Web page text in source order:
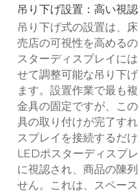
吊り下げ設置：高い視
吊り下げ式の設置は、
売店の可視性を高める
スターディスプレイに
せて調整可能な吊り下
ます。設置作業で最も
金具の固定ですが、こ
具の取り付けが完了す
スプレイを接続するだ
LEDポスターディスプ
に視認され、商品の陳
せん。これは、スペー